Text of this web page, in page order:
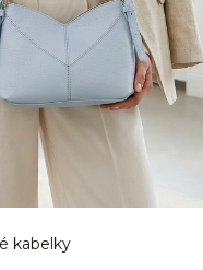
kabelky